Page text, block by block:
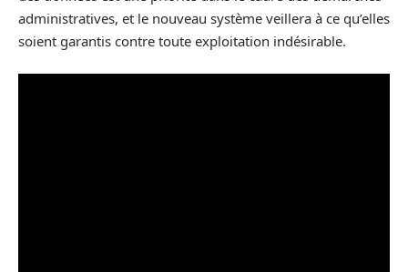
administratives, et le nouveau système veillera à ce qu’elles
soient garantis contre toute exploitation indésirable.